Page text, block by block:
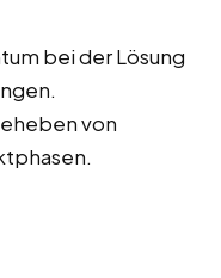
bei der Lösung
von